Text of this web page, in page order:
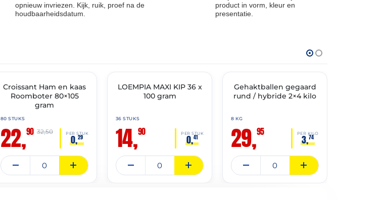
opnieuw invriezen. Kijk, ruik, proef na de
houdbaarheidsdatum.
product in vorm, kleur en
presentatie.
🔥 OP=OP
Croissant Ham en kaas
Roomboter 80×105
gram
80 STUKS
22,90 PER STUK
0,29
32,50
🔥 OP=OP
LOEMPIA MAXI KIP 36 x
100 gram
36 STUKS
14,90 PER STUK
0,41
🔥 OP=OP
Gehaktballen gegaard
rund / hybride 2×4 kilo
8 KG
29,95 PER KILO
3,74